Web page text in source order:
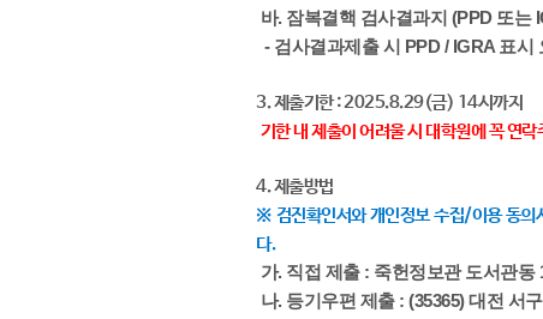
바. 잠복결핵 검사결과지 (PPD 또는
- 검사결과제출 시 PPD / IGRA 표시
3. 제출기한 : 2025.8.29(금) 14시까지
기한 내 제출이 어려울 시 대학원에 꼭 연
4. 제출방법
※ 검진확인서와 개인정보 수집/이용 동의
다.
가. 직접 제출 : 죽헌정보관 도서관동
나. 등기우편 제출 : (35365) 대전 서